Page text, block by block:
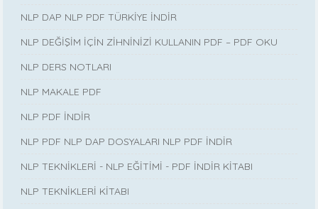
NLP DAP NLP PDF TÜRKİYE İNDİR
NLP DEĞİŞİM İÇİN ZİHNİNİZİ KULLANIN PDF – PDF OKU
NLP DERS NOTLARI
NLP MAKALE PDF
NLP PDF İNDİR
NLP PDF NLP DAP DOSYALARI NLP PDF İNDİR
NLP TEKNİKLERİ - NLP EĞİTİMİ - PDF İNDİR KİTABI
NLP TEKNİKLERİ KİTABI